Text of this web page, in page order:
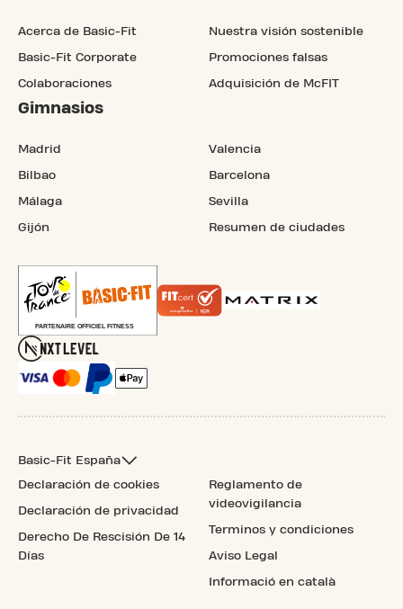
Acerca de Basic-Fit
Basic-Fit Corporate
Colaboraciones
Nuestra visión sostenible
Promociones falsas
Adquisición de McFIT
Gimnasios
Madrid
Bilbao
Málaga
Gijón
Valencia
Barcelona
Sevilla
Resumen de ciudades
Basic-Fit España
Declaración de cookies
Declaración de privacidad
Derecho De Rescisión De 14
Días
Reglamento de
videovigilancia
Terminos y condiciones
Aviso Legal
Informació en català